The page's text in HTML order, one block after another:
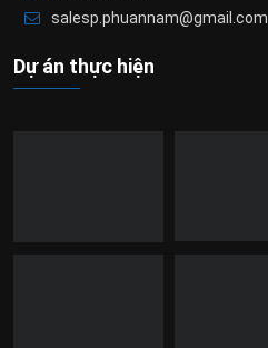
salesp.phuannam@gmail.com
Dự án thực hiện